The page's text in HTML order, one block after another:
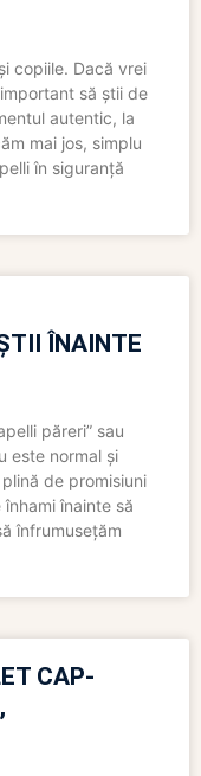
copiile. Dacă vrei
să știi de
autentic, la
mai jos, simplu
în siguranță
ÎNAINTE
păreri” sau
este normal și
de promisiuni
înainte să
înfrumusețăm
CAP-